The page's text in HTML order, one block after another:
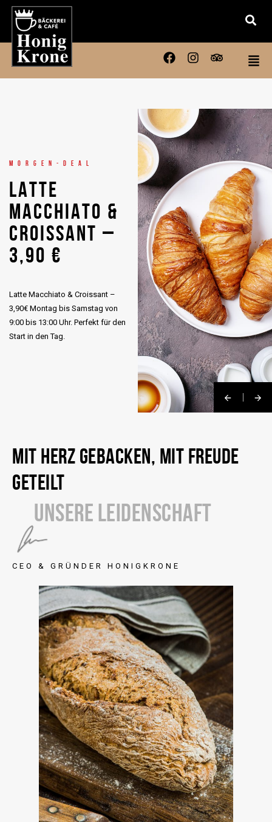
MORGEN-DEAL
LATTE
MACCHIATO &
CROISSANT –
3,90 €
Latte Macchiato & Croissant –
3,90€ Montag bis Samstag von
9:00 bis 13:00 Uhr. Perfekt für den
Start in den Tag.
MIT HERZ GEBACKEN, MIT FREUDE
GETEILT
CEO & GRÜNDER HONIGKRONE
UNSERE LEIDENSCHAFT